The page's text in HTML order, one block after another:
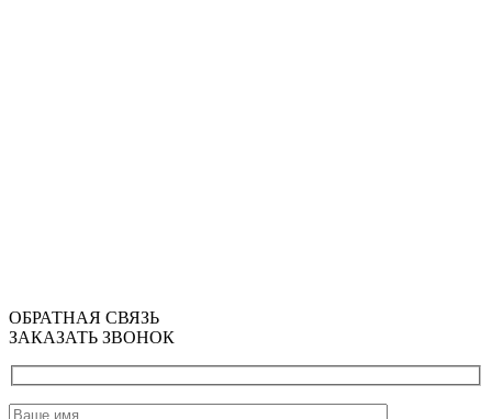
ОБРАТНАЯ СВЯЗЬ
ЗАКАЗАТЬ ЗВОНОК